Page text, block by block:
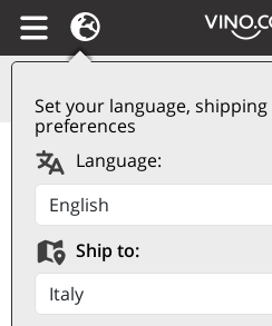
Set your language,
preferences
Language:
Ship to:
Red Vodka
80th
Stolichnaya
STOLICHNAYA
0,7 ℓ